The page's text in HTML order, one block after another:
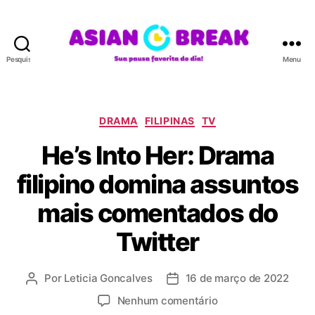
Pesquisar
A
B
R
E
A
K
Menu
C
t
e
g
o
r
i
a
DRAMA FILIPINAS TV
He’s Into Her: Drama
filipino domina assuntos
mais comentados do
Twitter
A Por Leticia Goncalves
D 16 de março de 2022
Nenhum comentárioe